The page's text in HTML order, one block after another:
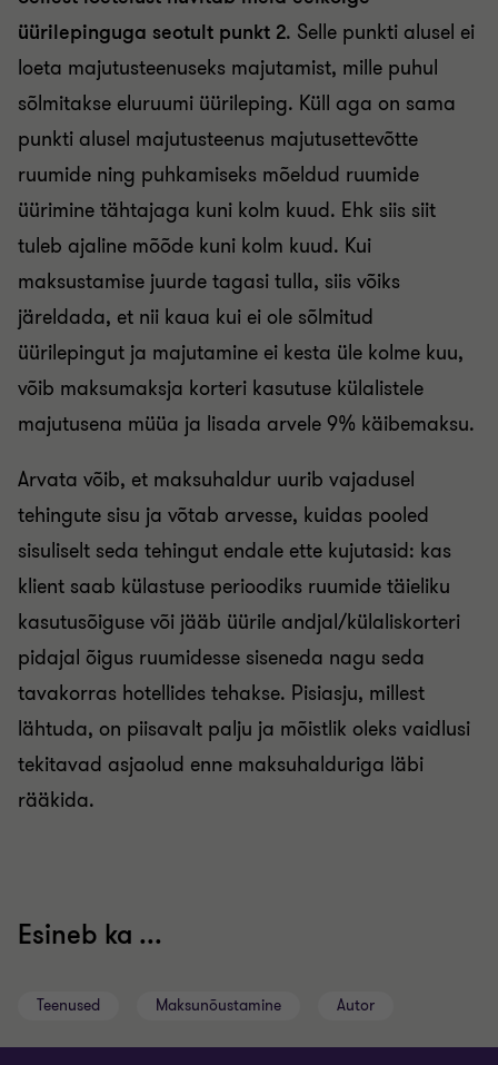
üürilepinguga seotult punkt 2. Selle punkti alusel ei
loeta majutusteenuseks majutamist, mille puhul
sõlmitakse eluruumi üürileping. Küll aga on sama
punkti alusel majutusteenus majutusettevõtte
ruumide ning puhkamiseks mõeldud ruumide
üürimine tähtajaga kuni kolm kuud. Ehk siis siit
tuleb ajaline mõõde kuni kolm kuud. Kui
maksustamise juurde tagasi tulla, siis võiks
järeldada, et nii kaua kui ei ole sõlmitud
üürilepingut ja majutamine ei kesta üle kolme kuu,
võib maksumaksja korteri kasutuse külalistele
majutusena müüa ja lisada arvele 9% käibemaksu.
Arvata võib, et maksuhaldur uurib vajadusel
tehingute sisu ja võtab arvesse, kuidas pooled
sisuliselt seda tehingut endale ette kujutasid: kas
klient saab külastuse perioodiks ruumide täieliku
kasutusõiguse või jääb üürile andjal/külaliskorteri
pidajal õigus ruumidesse siseneda nagu seda
tavakorras hotellides tehakse. Pisiasju, millest
lähtuda, on piisavalt palju ja mõistlik oleks vaidlusi
tekitavad asjaolud enne maksuhalduriga läbi
rääkida.
Esineb ka ...
Teenused Maksunõustamine Autor